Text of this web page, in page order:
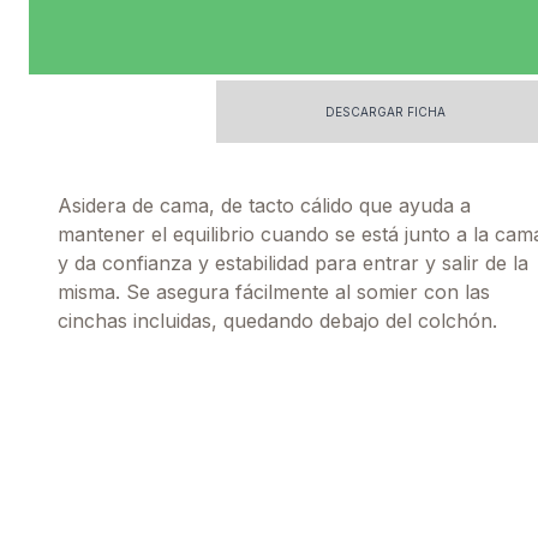
DESCARGAR FICHA
Asidera de cama, de tacto cálido que ayuda a
mantener el equilibrio cuando se está junto a la
y da confianza y estabilidad para entrar y salir de la
misma. Se asegura fácilmente al somier con las
cinchas incluidas, quedando debajo del colchón.